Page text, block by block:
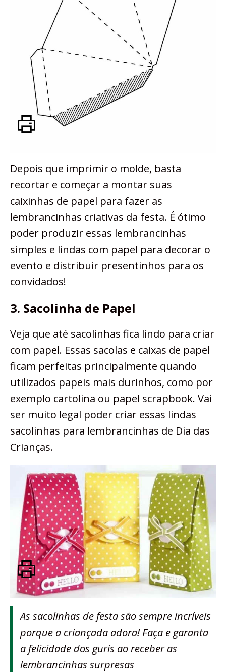
Depois que imprimir o molde, basta
recortar e começar a montar suas
caixinhas de papel para fazer as
lembrancinhas criativas da festa. É ótimo
poder produzir essas lembrancinhas
simples e lindas com papel para decorar o
evento e distribuir presentinhos para os
convidados!
3. Sacolinha de Papel
Veja que até sacolinhas fica lindo para criar
com papel. Essas sacolas e caixas de papel
ficam perfeitas principalmente quando
utilizados papeis mais durinhos, como por
exemplo cartolina ou papel scrapbook. Vai
ser muito legal poder criar essas lindas
sacolinhas para lembrancinhas de Dia das
Crianças.
As sacolinhas de festa são sempre incríveis
porque a criançada adora! Faça e garanta
a felicidade dos guris ao receber as
lembrancinhas surpresas